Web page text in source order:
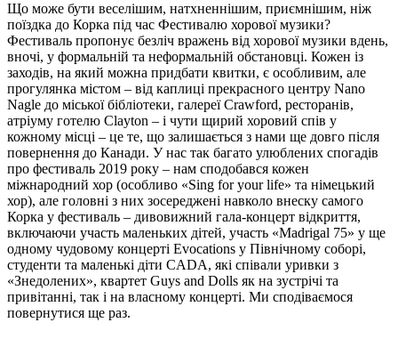
Що може бути веселішим, натхненнішим, приємнішим, ніж
поїздка до Корка під час Фестивалю хорової музики?
Фестиваль пропонує безліч вражень від хорової музики вдень,
вночі, у формальній та неформальній обстановці. Кожен із
заходів, на який можна придбати квитки, є особливим, але
прогулянка містом – від каплиці прекрасного центру Nano
Nagle до міської бібліотеки, галереї Crawford, ресторанів,
атріуму готелю Clayton – і чути щирий хоровий спів у
кожному місці – це те, що залишається з нами ще довго після
повернення до Канади. У нас так багато улюблених спогадів
про фестиваль 2019 року – нам сподобався кожен
міжнародний хор (особливо «Sing for your life» та німецький
хор), але головні з них зосереджені навколо внеску самого
Корка у фестиваль – дивовижний гала-концерт відкриття,
включаючи участь маленьких дітей, участь «Madrigal 75» у ще
одному чудовому концерті Evocations у Північному соборі,
студенти та маленькі діти CADA, які співали уривки з
«Знедолених», квартет Guys and Dolls як на зустрічі та
привітанні, так і на власному концерті. Ми сподіваємося
повернутися ще раз.